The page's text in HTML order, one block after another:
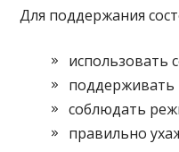
Для поддержания
использовать
поддерживать
соблюдать
правильно